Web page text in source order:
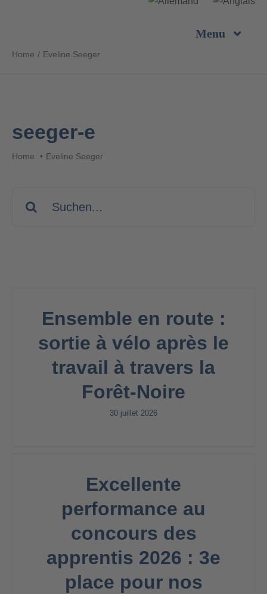
Menu
Produits
Home Eveline Seeger
seeger-e
Home Eveline Seeger
Ensemble en route :
sortie à vélo après le
travail à travers la
Forêt-Noire
30 juillet 2026
Excellente
performance au
concours des
apprentis 2026 : 3e
place pour nos